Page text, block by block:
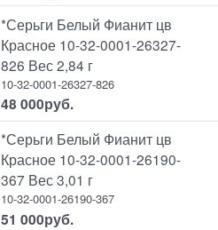
*Серьги Белый Фианит цв
Красное 10-32-0001-26327-
826 Вес 2,84 г
10-32-0001-26327-826
48 000руб.
*Серьги Белый Фианит цв
Красное 10-32-0001-26190-
367 Вес 3,01 г
10-32-0001-26190-367
51 000руб.